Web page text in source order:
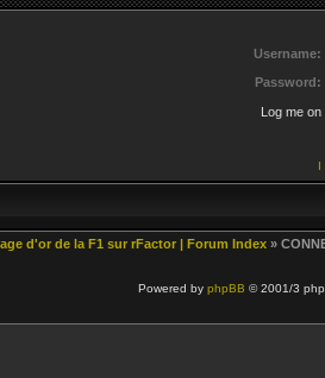
Username:
Password:
Log me
I
d'or de la F1 sur rFactor | Forum Index »
Powered by phpBB © 2001/3